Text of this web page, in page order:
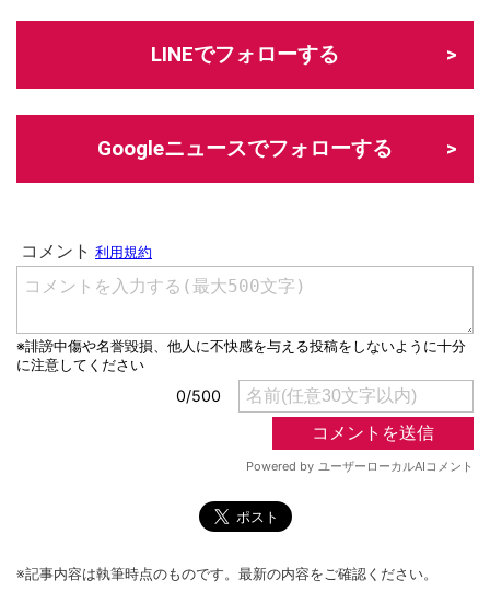
LINEでフォローする
Googleニュースでフォローする
※記事内容は執筆時点のものです。最新の内容をご確認ください。